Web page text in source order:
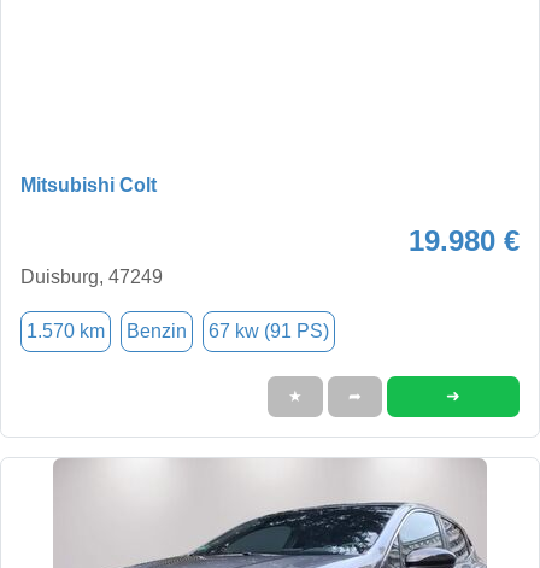
Mitsubishi Colt
19.980 €
Duisburg, 47249
1.570 km Benzin 67 kw (91 PS)
★ ➦ ➜